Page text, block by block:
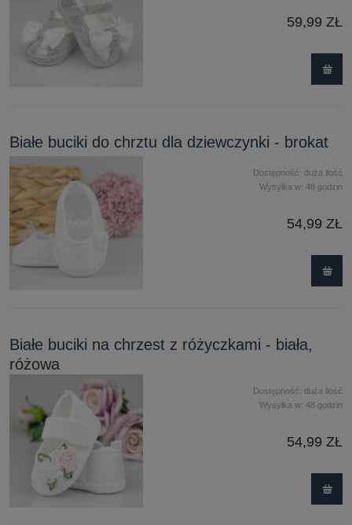
59,99 ZŁ
Białe buciki do chrztu dla dziewczynki - brokat
Dostępność: duża ilość
Wysyłka w: 48 godzin
54,99 ZŁ
Białe buciki na chrzest z różyczkami - biała,
różowa
Dostępność: duża ilość
Wysyłka w: 48 godzin
54,99 ZŁ